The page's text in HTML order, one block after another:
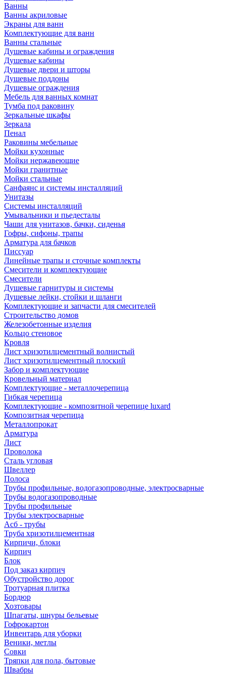
Ванны
Ванны акриловые
Экраны для ванн
Комплектующие для ванн
Ванны стальные
Душевые кабины и ограждения
Душевые кабины
Душевые двери и шторы
Душевые поддоны
Душевые ограждения
Мебель для ванных комнат
Тумба под раковину
Зеркальные шкафы
Зеркала
Пенал
Раковины мебельные
Мойки кухонные
Мойки нержавеющие
Мойки гранитные
Мойки стальные
Санфаянс и системы инсталляций
Унитазы
Системы инсталляций
Умывальники и пьедесталы
Чаши для унитазов, бачки, сиденья
Гофры, сифоны, трапы
Арматура для бачков
Писсуар
Линейные трапы и сточные комплекты
Смесители и комплектующие
Смесители
Душевые гарнитуры и системы
Душевые лейки, стойки и шланги
Комплектующие и запчасти для смесителей
Строительство домов
Железобетонные изделия
Кольцо стеновое
Кровля
Лист хризотилцементный волнистый
Лист хризотилцементный плоский
Забор и комплектующие
Кровельный материал
Комплектующие - металлочерепица
Гибкая черепица
Комплектующие - композитной черепице luxard
Композитная черепица
Металлопрокат
Арматура
Лист
Проволока
Сталь угловая
Швеллер
Полоса
Трубы профильные, водогазопроводные, электросварные
Трубы водогазопроводные
Трубы профильные
Трубы электросварные
Асб - трубы
Труба хризотилцементная
Кирпичи, блоки
Кирпич
Блок
Под заказ кирпич
Обустройство дорог
Тротуарная плитка
Бордюр
Хозтовары
Шпагаты, шнуры бельевые
Гофрокартон
Инвентарь для уборки
Веники, метлы
Совки
Тряпки для пола, бытовые
Швабры